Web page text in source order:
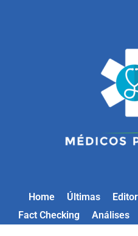
Home Últimas
Fact Checking
Análises